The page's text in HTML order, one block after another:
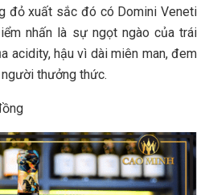
đỏ xuất sắc đó có Domini Veneti
nhấn là sự ngọt ngào của trái
acidity, hậu vì dài miên man, đem
thưởng thức.